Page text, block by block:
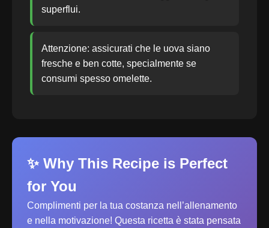
superflui.
Attenzione: assicurati che le uova siano
fresche e ben cotte, specialmente se
consumi spesso omelette.
✨ Why This Recipe is Perfect
for You
Complimenti per la tua costanza nell’allenamento
e nella motivazione! Questa ricetta è stata pensata